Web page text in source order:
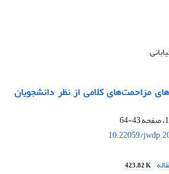
مزاحمت‌های کلامی از نظر دانشجویان
43-64
10.22059/
423.82 K